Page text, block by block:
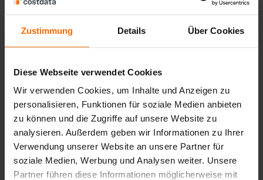
Zustimmung Details Über Cookies
Diese Webseite verwendet Cookies
Wir verwenden Cookies, um Inhalte und Anzeigen zu
personalisieren, Funktionen für soziale Medien anbieten
zu können und die Zugriffe auf unsere Website zu
analysieren. Außerdem geben wir Informationen zu Ihrer
Verwendung unserer Website an unsere Partner für
soziale Medien, Werbung und Analysen weiter. Unsere
Partner führen diese Informationen möglicherweise mit
info@costdata.de
+49 221 - 93 46 78 - 3
+49 221 - 93 46 78 - 9